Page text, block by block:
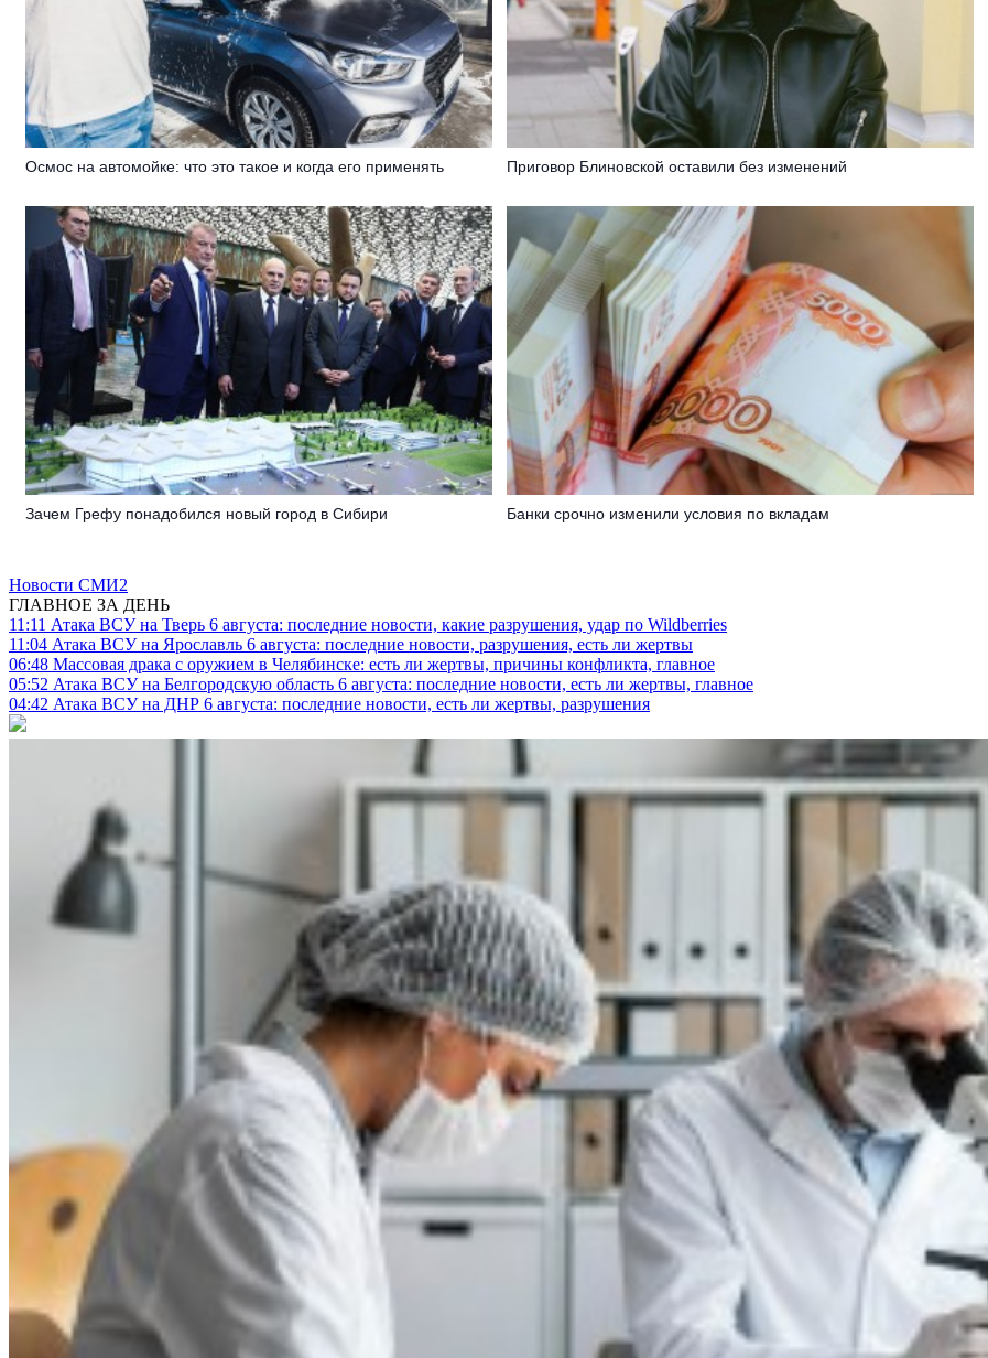
Осмос на автомойке: что это такое и когда его применять Приговор Блиновской оставили без изменений
Зачем Грефу понадобился новый город в Сибири Банки срочно изменили условия по вкладам
Новости СМИ2
ГЛАВНОЕ ЗА ДЕНЬ
11:11 Атака ВСУ на Тверь 6 августа: последние новости, какие разрушения, удар по Wildberries
11:04 Атака ВСУ на Ярославль 6 августа: последние новости, разрушения, есть ли жертвы
06:48 Массовая драка с оружием в Челябинске: есть ли жертвы, причины конфликта, главное
05:52 Атака ВСУ на Белгородскую область 6 августа: последние новости, есть ли жертвы, главное
04:42 Атака ВСУ на ДНР 6 августа: последние новости, есть ли жертвы, разрушения